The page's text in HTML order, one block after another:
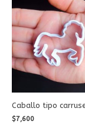
Caballo tipo
$7,600